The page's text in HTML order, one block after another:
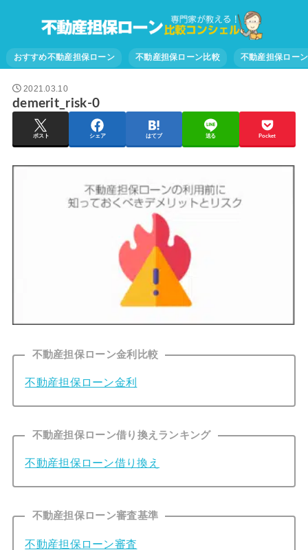
おすすめ不動産担保ローン 不動産担保ローン比較 不動産担保ロー
2021.03.10
demerit_risk-0
ポスト シェア はてブ 送る Pocket
不動産担保ローン金利比較
不動産担保ローン金利
不動産担保ローン借り換えランキング
不動産担保ローン借り換え
不動産担保ローン審査基準
不動産担保ローン審査